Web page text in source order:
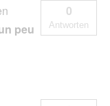
peu
0
Antworten